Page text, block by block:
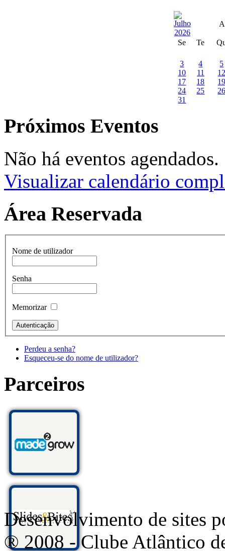
Se Te
3 4
5
10
11
17
18
24
25
31
Próximos Eventos
Não há eventos agendados.
Visualizar calendário
Área Reservada
Nome de utilizador
Senha
Memorizar
Perdeu a senha?
Esqueceu-se do nome de utilizador?
Parceiros
Desenvolvimento de sites
® 2008 - Clube Atlântico